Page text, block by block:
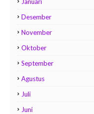
Desember
November
Oktober
September
Agustus
Juli
Juni